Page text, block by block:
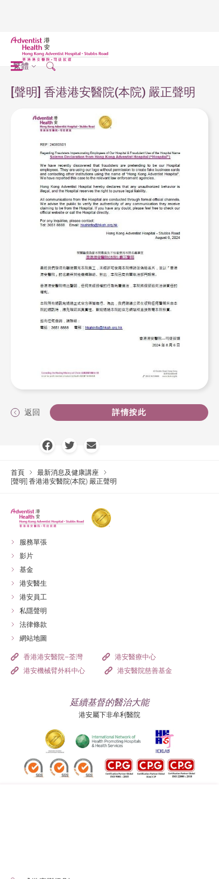
繁體
[聲明] 香港港安醫院(本院) 嚴正聲明
返回 詳情按此
首頁
最新消息及健康講座
[聲明] 香港港安醫院(本院) 嚴正聲明
服務單張
影片
基金
港安醫生
港安員工
私隱聲明
法律條款
網站地圖
香港港安醫院–荃灣
港安醫療中心
港安機械臂外科中心
港安醫院慈善基金
延續基督的醫治大能
港安屬下非牟利醫院